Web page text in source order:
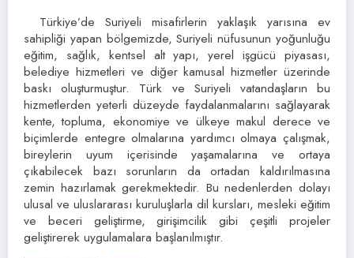
Türkiye’de Suriyeli misafirlerin yaklaşık yarısına ev
sahipliği yapan bölgemizde, Suriyeli nüfusunun yoğunluğu
eğitim, sağlık, kentsel alt yapı, yerel işgücü piyasası,
belediye hizmetleri ve diğer kamusal hizmetler üzerinde
baskı oluşturmuştur. Türk ve Suriyeli vatandaşların bu
hizmetlerden yeterli düzeyde faydalanmalarını sağlayarak
kente, topluma, ekonomiye ve ülkeye makul derece ve
biçimlerde entegre olmalarına yardımcı olmaya çalışmak,
bireylerin uyum içerisinde yaşamalarına ve ortaya
çıkabilecek bazı sorunların da ortadan kaldırılmasına
zemin hazırlamak gerekmektedir. Bu nedenlerden dolayı
ulusal ve uluslararası kuruluşlarla dil kursları, mesleki eğitim
ve beceri geliştirme, girişimcilik gibi çeşitli projeler
geliştirerek uygulamalara başlanılmıştır.